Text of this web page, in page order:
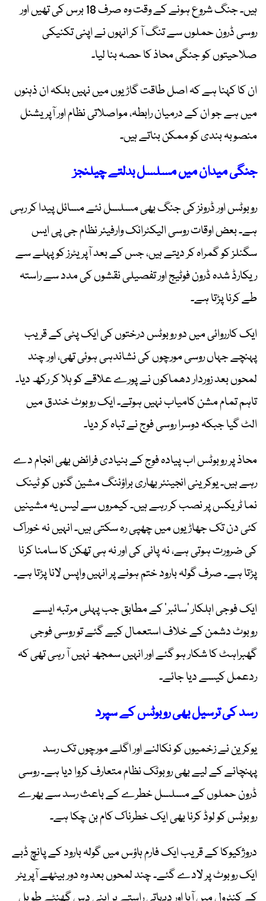
ہیں۔ جنگ شروع ہونے کے وقت وہ صرف 18 برس کی تھیں اور
روسی ڈرون حملوں سے تنگ آ کر انہوں نے اپنی تکنیکی
صلاحیتوں کو جنگی محاذ کا حصہ بنا لیا۔
ان کا کہنا ہے کہ اصل طاقت گاڑیوں میں نہیں بلکہ ان ذہنوں
میں ہے جو ان کے درمیان رابطہ، مواصلاتی نظام اور آپریشنل
منصوبہ بندی کو ممکن بناتے ہیں۔
جنگی میدان میں مسلسل بدلتے چیلنجز
روبوٹس اور ڈرونز کی جنگ بھی مسلسل نئے مسائل پیدا کر رہی
ہے۔ بعض اوقات روسی الیکٹرانک وارفیئر نظام جی پی ایس
سگنلز کو گمراہ کر دیتے ہیں، جس کے بعد آپریٹرز کو پہلے سے
ریکارڈ شدہ ڈرون فوٹیج اور تفصیلی نقشوں کی مدد سے راستہ
طے کرنا پڑتا ہے۔
ایک کارروائی میں دو روبوٹس درختوں کی ایک پٹی کے قریب
پہنچے جہاں روسی مورچوں کی نشاندہی ہوئی تھی، اور چند
لمحوں بعد زوردار دھماکوں نے پورے علاقے کو ہلا کر رکھ دیا۔
تاہم تمام مشن کامیاب نہیں ہوتے۔ ایک روبوٹ خندق میں
الٹ گیا جبکہ دوسرا روسی فوج نے تباہ کر دیا۔
محاذ پر روبوٹس اب پیادہ فوج کے بنیادی فرائض بھی انجام دے
رہے ہیں۔ یوکرینی انجینئر بھاری براؤننگ مشین گنوں کو ٹینک
نما ٹریکس پر نصب کر رہے ہیں۔ کیمروں سے لیس یہ مشینیں
کئی دن تک جھاڑیوں میں چھپی رہ سکتی ہیں۔ انہیں نہ خوراک
کی ضرورت ہوتی ہے، نہ پانی کی اور نہ ہی تھکن کا سامنا کرنا
پڑتا ہے۔ صرف گولہ بارود ختم ہونے پر انہیں واپس لانا پڑتا ہے۔
ایک فوجی اہلکار ’سائبر‘ کے مطابق جب پہلی مرتبہ ایسے
روبوٹ دشمن کے خلاف استعمال کیے گئے تو روسی فوجی
گھبراہٹ کا شکار ہو گئے اور انہیں سمجھ نہیں آ رہی تھی کہ
ردعمل کیسے دیا جائے۔
رسد کی ترسیل بھی روبوٹس کے سپرد
یوکرین نے زخمیوں کو نکالنے اور اگلے مورچوں تک رسد
پہنچانے کے لیے بھی روبوٹک نظام متعارف کروا دیا ہے۔ روسی
ڈرون حملوں کے مسلسل خطرے کے باعث رسد سے بھرے
روبوٹس کو لوڈ کرنا بھی ایک خطرناک کام بن چکا ہے۔
دروژکیوکا کے قریب ایک فارم ہاؤس میں گولہ بارود کے پانچ ڈبے
ایک روبوٹ پر لادے گئے۔ چند لمحوں بعد وہ دور بیٹھے آپریٹر